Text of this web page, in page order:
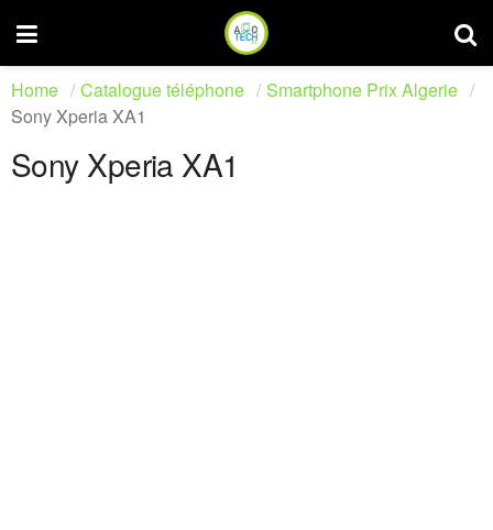
Home Catalogue téléphone
Smartphone Prix Algerie
Sony Xperia XA1
Sony Xperia XA1